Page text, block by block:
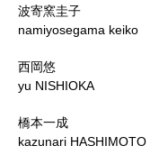
波寄窯圭子
namiyosegama keiko
西岡悠
yu NISHIOKA
橋本一成
kazunari HASHIMOTO